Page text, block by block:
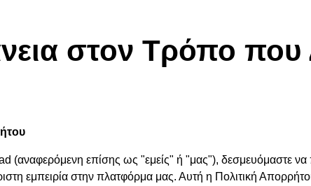
στον Τρόπο που
(αναφερόμενη επίσης ως "εμείς" ή "μας"), δεσμευόμαστε να
εμπειρία στην πλατφόρμα μας. Αυτή η Πολιτική